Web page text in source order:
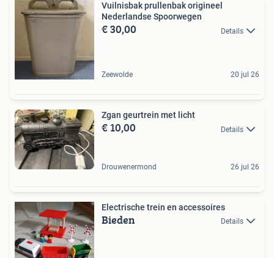
Vuilnisbak prullenbak origineel
Nederlandse Spoorwegen
€ 30,00 Details
Zeewolde 20 jul 26
Zgan geurtrein met licht
€ 10,00 Details
Drouwenermond 26 jul 26
Electrische trein en accessoires
Bieden Details